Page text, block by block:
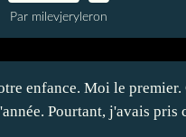
Par milevjeryleron
enfance. Moi le premier.
Pourtant, j'avais pris